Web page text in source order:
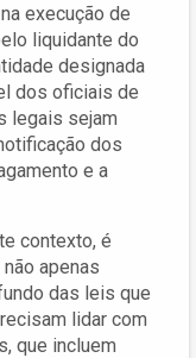
execução de
liquidante do
designada
dos oficiais de
legais sejam
dos
e a
contexto, é
apenas
das leis que
lidar com
que incluem